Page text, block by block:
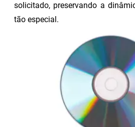
solicitado, preservando a
tão especial.